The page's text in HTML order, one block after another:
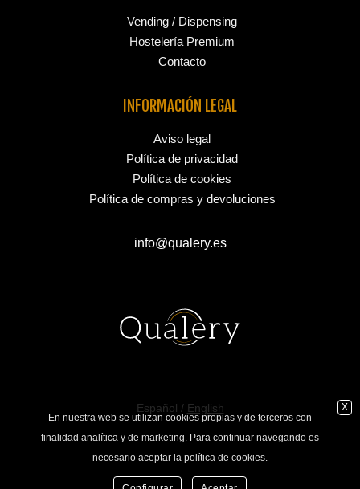
Vending / Dispensing
Hostelería Premium
Contacto
INFORMACIÓN LEGAL
Aviso legal
Política de privacidad
Política de cookies
Política de compras y devoluciones
info@qualery.es
Español / English
X
En nuestra web se utilizan cookies propias y de terceros con
finalidad analítica y de marketing. Para continuar navegando es
necesario aceptar la política de cookies.